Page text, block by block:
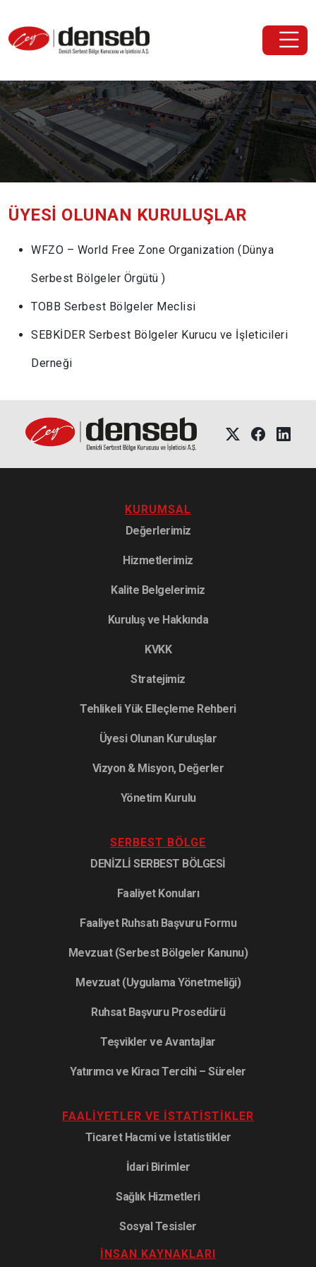
ÜYESI OLUNAN KURULUŞLAR
WFZO – World Free Zone Organization (Dünya
Serbest Bölgeler Örgütü )
TOBB Serbest Bölgeler Meclisi
SEBKİDER Serbest Bölgeler Kurucu ve İşleticileri
Derneği
KURUMSAL
Değerlerimiz
Hizmetlerimiz
Kalite Belgelerimiz
Kuruluş ve Hakkında
KVKK
Stratejimiz
Tehlikeli Yük Elleçleme Rehberi
Üyesi Olunan Kuruluşlar
Vizyon & Misyon, Değerler
Yönetim Kurulu
SERBEST BÖLGE
DENİZLİ SERBEST BÖLGESİ
Faaliyet Konuları
Faaliyet Ruhsatı Başvuru Formu
Mevzuat (Serbest Bölgeler Kanunu)
Mevzuat (Uygulama Yönetmeliği)
Ruhsat Başvuru Prosedürü
Teşvikler ve Avantajlar
Yatırımcı ve Kiracı Tercihi – Süreler
FAALIYETLER VE İSTATISTIKLER
Ticaret Hacmi ve İstatistikler
İdari Birimler
Sağlık Hizmetleri
Sosyal Tesisler
İNSAN KAYNAKLARI